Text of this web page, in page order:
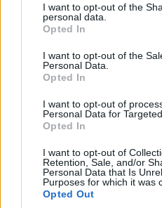
not limited to your visit or
grant or deny consent to
use your data for below
consent section.
I want to opt-out of the
personal data.
Opted In
I want to opt-out of the
Personal Data.
Opted In
I want to opt-out of
Personal Data for
Opted In
I want to opt-out of
Retention, Sale, and/or
Personal Data that Is
Purposes for which it was
Opted Out
Hozzászólások